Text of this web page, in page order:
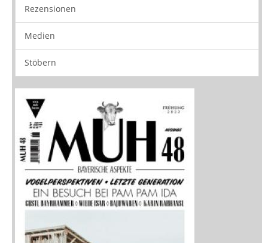
Neuerscheinungen
Vorschau
Buchtipps
Rezensionen